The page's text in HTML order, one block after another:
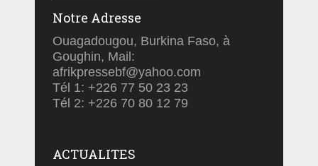
Notre Adresse
Ouagadougou, Burkina Faso, à
Goughin, Mail:
afrikpressebf@yahoo.com
Tél 1: +226 77 50 23 23
Tél 2: +226 70 80 12 79
ACTUALITES